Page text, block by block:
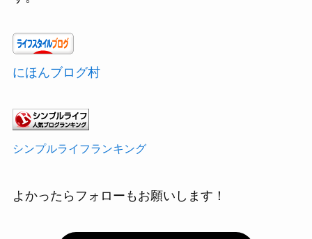
にほんブログ村
シンプルライフランキング
よかったらフォローもお願いします！